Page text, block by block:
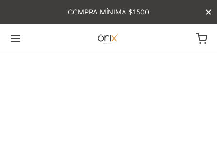
COMPRA MÍNIMA $1500